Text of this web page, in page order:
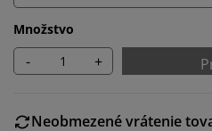
Množstvo
- +
Neobmezené vrátenie